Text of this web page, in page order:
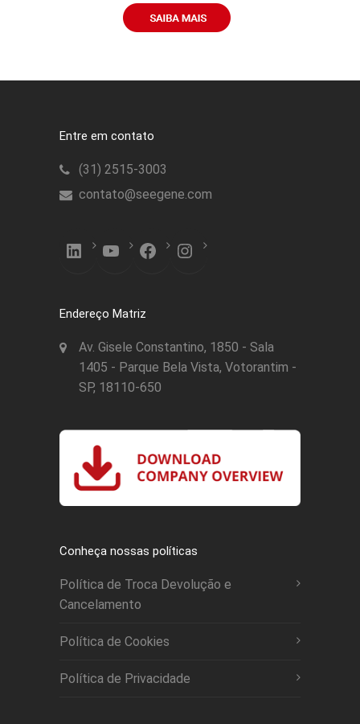
Entre em contato
(31) 2515-3003
contato@seegene.com
LinkedInYouTubeFacebookInstagram
Endereço Matriz
Av. Gisele Constantino, 1850 - Sala
1405 - Parque Bela Vista, Votorantim -
SP, 18110-650
Conheça nossas políticas
Política de Troca Devolução e
Cancelamento
Política de Cookies
Política de Privacidade